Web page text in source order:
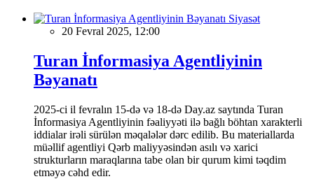
Siyasət
20 Fevral 2025, 12:00
Turan İnformasiya Agentliyinin
Bəyanatı
2025-ci il fevralın 15-də və 18-də Day.az saytında Turan
İnformasiya Agentliyinin fəaliyyəti ilə bağlı böhtan xarakterli
iddialar irəli sürülən məqalələr dərc edilib. Bu materiallarda
müəllif agentliyi Qərb maliyyəsindən asılı və xarici
strukturların maraqlarına tabe olan bir qurum kimi təqdim
etməyə cəhd edir.